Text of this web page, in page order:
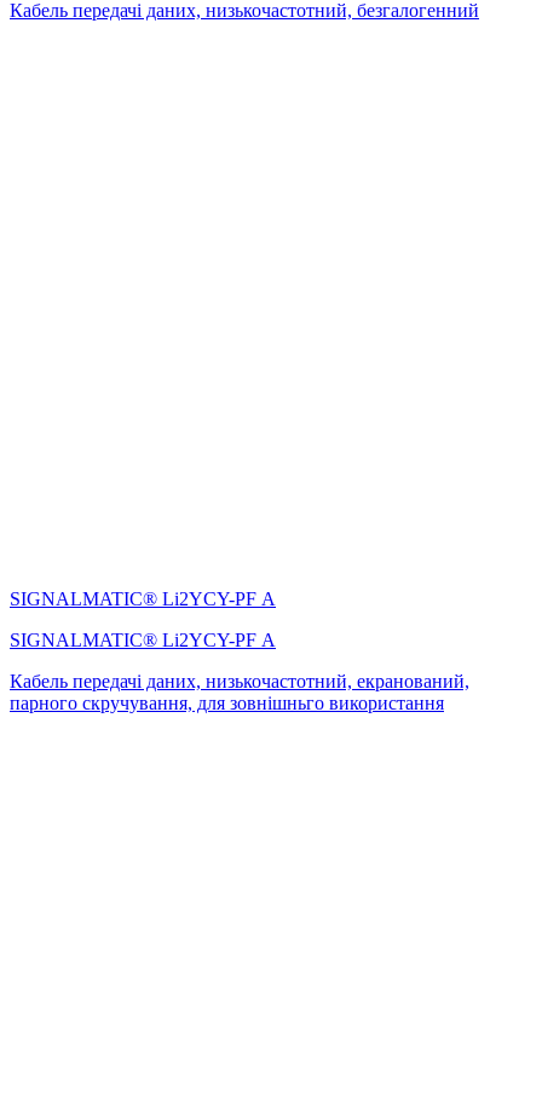
Кабель передачі даних, низькочастотний, безгалогенний
SIGNALMATIC® Li2YCY-PF А
SIGNALMATIC® Li2YCY-PF А
Кабель передачі даних, низькочастотний, екранований,
парного скручування, для зовнішньго використання